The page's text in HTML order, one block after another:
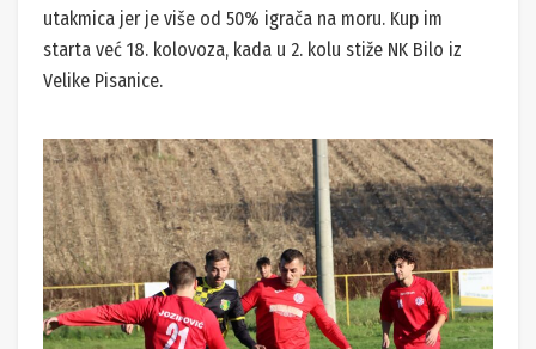
utakmica jer je više od 50% igrača na moru. Kup im
starta već 18. kolovoza, kada u 2. kolu stiže NK Bilo iz
Velike Pisanice.